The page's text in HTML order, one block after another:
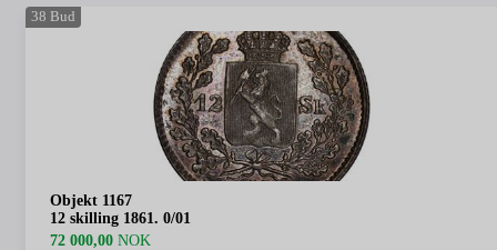
38 Bud
Objekt 1167
12 skilling 1861. 0/01
72 000,00 NOK